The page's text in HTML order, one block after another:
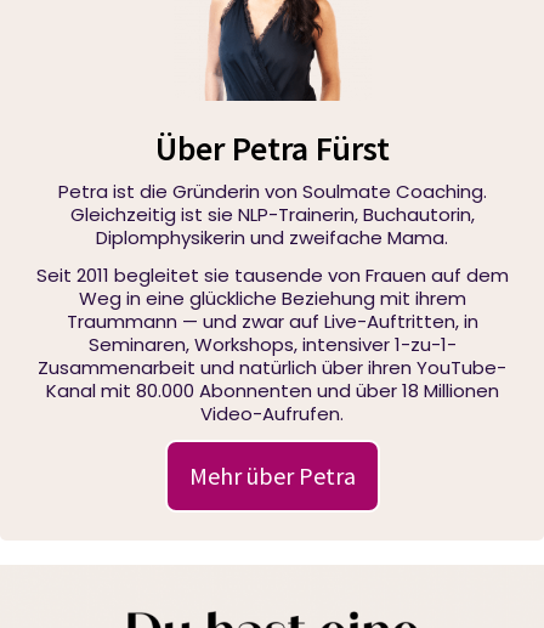
Über Petra Fürst
Petra ist die Gründerin von Soulmate Coaching.
Gleichzeitig ist sie NLP-Trainerin, Buchautorin,
Diplomphysikerin und zweifache Mama.
Seit 2011 begleitet sie tausende von Frauen auf dem
Weg in eine glückliche Beziehung mit ihrem
Traummann — und zwar auf Live-Auftritten, in
Seminaren, Workshops, intensiver 1-zu-1-
Zusammenarbeit und natürlich über ihren YouTube-
Kanal mit 80.000 Abonnenten und über 18 Millionen
Video-Aufrufen.
Mehr über Petra